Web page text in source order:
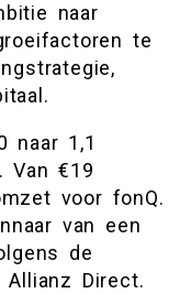
naar
te
naar 1,1
Van €19
voor fonQ.
van een
de
Direct.